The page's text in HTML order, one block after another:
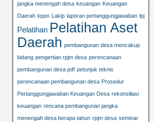
jangka menengah desa keuangan Keuangan
Daerah kppn Lakip laporan pertanggungjawaban lpj
Pelatihan Pelatihan Aset
Daerah pembangunan desa mencakup
bidang pengertian rpjm desa perencanaan
pembangunan desa pdf petunjuk teknis
perencanaan pembangunan desa Prosedur
Pertanggungjawaban Keuangan Desa rekonsiliasi
keuangan rencana pembangunan jangka
menengah desa berapa tahun rpjm desa seminar